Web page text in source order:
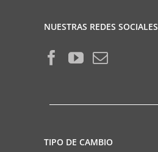
NUESTRAS REDES SOCIALES
TIPO DE CAMBIO